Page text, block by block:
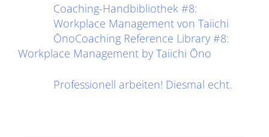
Coaching-Handbibliothek #8:
Workplace Management von Taiichi
ŌnoCoaching Reference Library #8:
Workplace Management by Taiichi Ōno
Professionell arbeiten! Diesmal echt.